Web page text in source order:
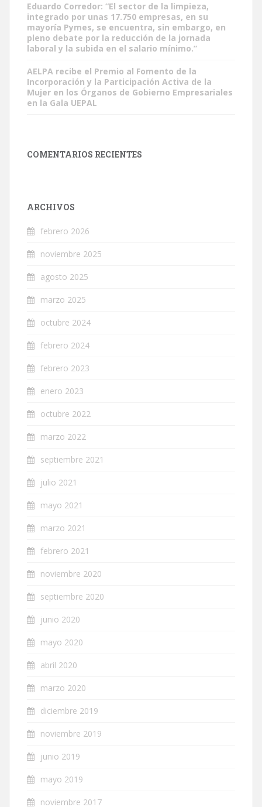
Eduardo Corredor: “El sector de la limpieza,
integrado por unas 17.750 empresas, en su
mayoría Pymes, se encuentra, sin embargo, en
pleno debate por la reducción de la jornada
laboral y la subida en el salario mínimo.”
AELPA recibe el Premio al Fomento de la
Incorporación y la Participación Activa de la
Mujer en los Órganos de Gobierno Empresariales
en la Gala UEPAL
COMENTARIOS RECIENTES
ARCHIVOS
febrero 2026
noviembre 2025
agosto 2025
marzo 2025
octubre 2024
febrero 2024
febrero 2023
enero 2023
octubre 2022
marzo 2022
septiembre 2021
julio 2021
mayo 2021
marzo 2021
febrero 2021
noviembre 2020
septiembre 2020
junio 2020
mayo 2020
abril 2020
marzo 2020
diciembre 2019
noviembre 2019
junio 2019
mayo 2019
noviembre 2017